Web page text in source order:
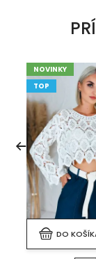
NOVINKY
TOP
DO